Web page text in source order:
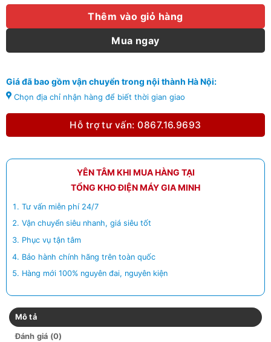
Thêm vào giỏ hàng
Mua ngay
Giá đã bao gồm vận chuyển trong nội thành Hà Nội:
Chọn địa chỉ nhận hàng để biết thời gian giao
Hỗ trợ tư vấn: 0867.16.9693
YÊN TÂM KHI MUA HÀNG TẠI
TỔNG KHO ĐIỆN MÁY GIA MINH
Tư vấn miễn phí 24/7
Vận chuyển siêu nhanh, giá siêu tốt
Phục vụ tận tâm
Bảo hành chính hãng trên toàn quốc
Hàng mới 100% nguyên đai, nguyên kiện
Mô tả
Đánh giá (0)